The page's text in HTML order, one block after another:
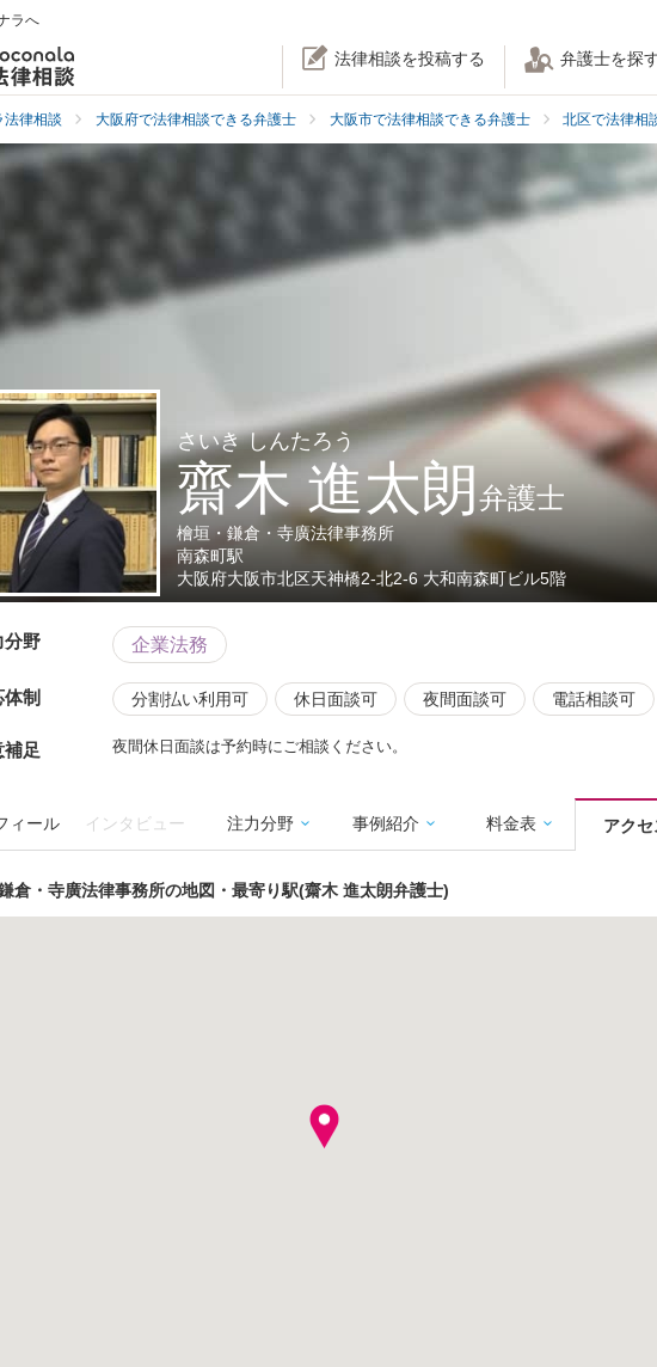
ラへ
法律相談を投稿する 弁護士を探
法律相談 大阪府で法律相談できる弁護士 大阪市で法律相談できる弁護士 北区で法律相
さいき しんたろう
齋木 進太朗弁護士
檜垣・鎌倉・寺廣法律事務所
南森町駅
大阪府大阪市北区天神橋2-北2-6 大和南森町ビル5階
分野 企業法務
制 分割払い利用可 休日面談可 夜間面談可 電話相談可
補足 夜間休日面談は予約時にご相談ください。
ィール インタビュー 注力分野 事例紹介 料金表 アクセ
倉・寺廣法律事務所の地図・最寄り駅(齋木 進太朗弁護士)